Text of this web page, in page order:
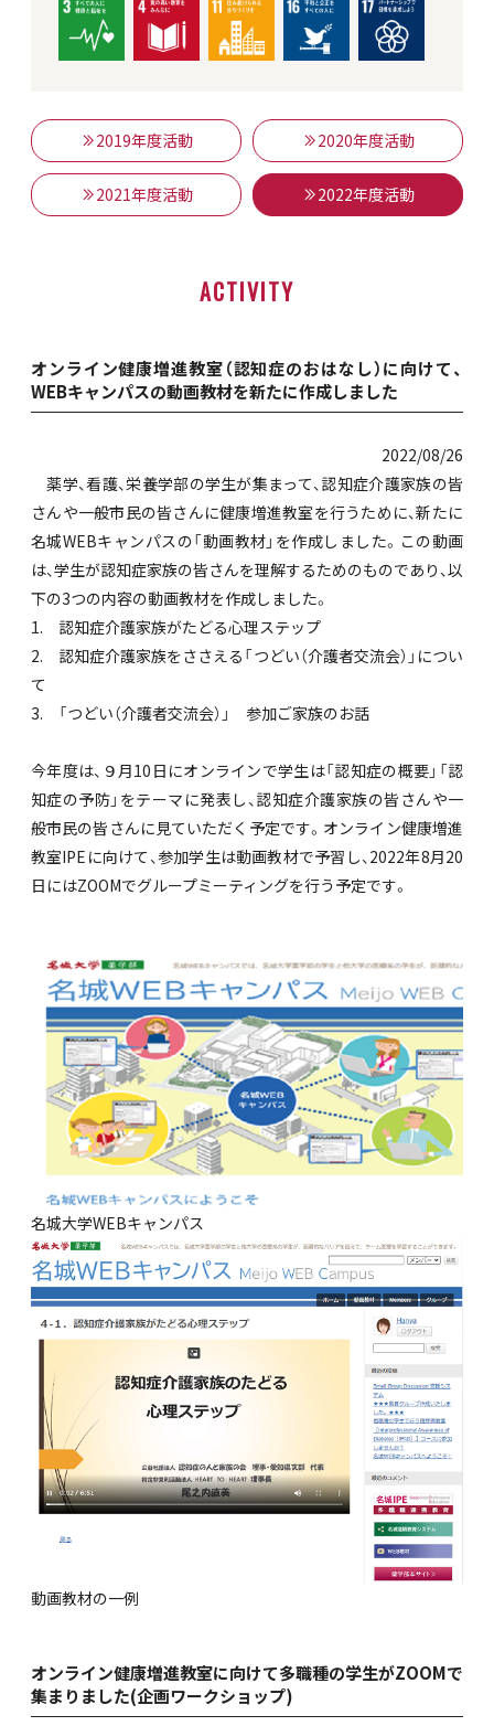
2019年度活動 2020年度活動
2021年度活動 2022年度活動
ACTIVITY
オンライン健康増進教室（認知症のおはなし）に向けて、
WEBキャンパスの動画教材を新たに作成しました
2022/08/26
薬学、看護、栄養学部の学生が集まって、認知症介護家族の皆
さんや一般市民の皆さんに健康増進教室を行うために、新たに
名城WEBキャンパスの「動画教材」を作成しました。この動画
は、学生が認知症家族の皆さんを理解するためのものであり、以
下の3つの内容の動画教材を作成しました。
1. 認知症介護家族がたどる心理ステップ
2. 認知症介護家族をささえる「つどい（介護者交流会）」につい
て
3. 「つどい（介護者交流会）」 参加ご家族のお話
今年度は、９月10日にオンラインで学生は「認知症の概要」「認
知症の予防」をテーマに発表し、認知症介護家族の皆さんや一
般市民の皆さんに見ていただく予定です。オンライン健康増進
教室IPEに向けて、参加学生は動画教材で予習し、2022年8月20
日にはZOOMでグループミーティングを行う予定です。
名城大学WEBキャンパス
動画教材の一例
オンライン健康増進教室に向けて多職種の学生がZOOMで
集まりました(企画ワークショップ)